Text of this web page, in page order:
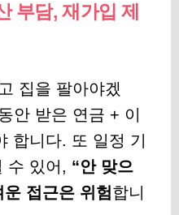
부담, 재가입 제
집을 팔아야겠
안 받은 연금 + 이
합니다. 또 일정 기
수 있어, “안 맞으
접근은 위험합니